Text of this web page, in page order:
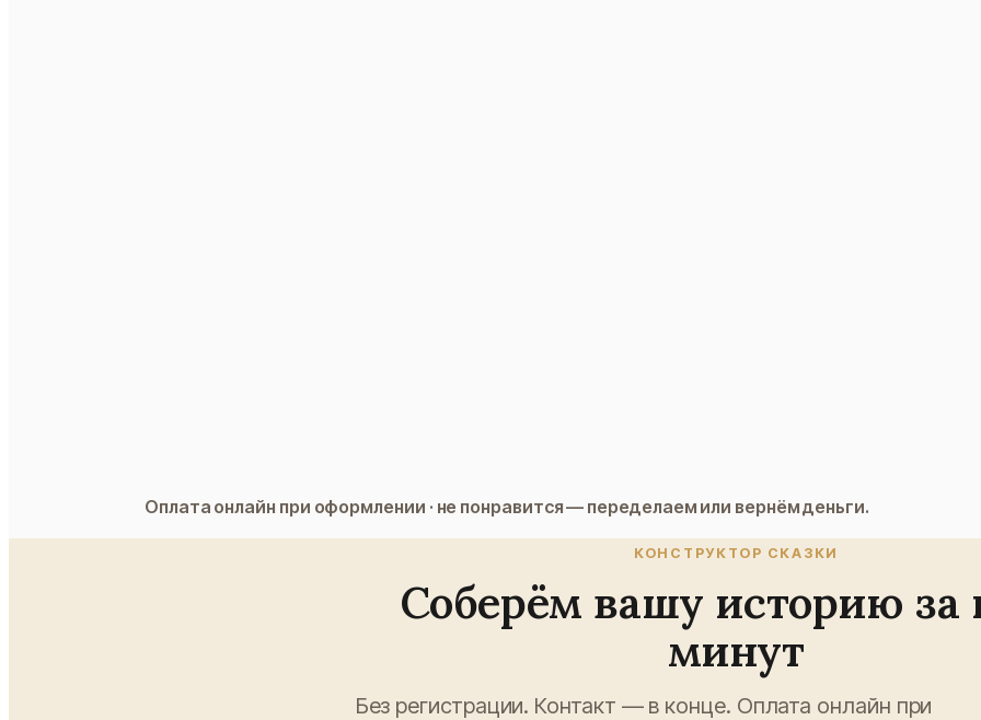
Оплата онлайн при оформлении · не понравится — переделаем или вернём деньги.
КОНСТРУКТОР СКАЗКИ
Соберём вашу историю за
минут
Без регистрации. Контакт — в конце. Оплата онлайн при